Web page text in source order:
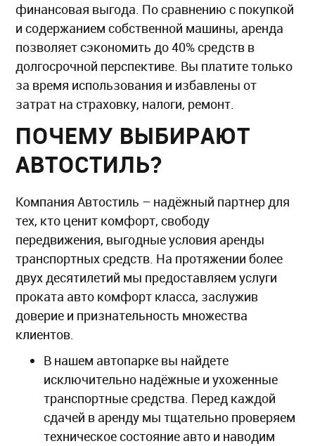
финансовая выгода. По сравнению с покупкой
и содержанием собственной машины, аренда
позволяет сэкономить до 40% средств в
долгосрочной перспективе. Вы платите только
за время использования и избавлены от
затрат на страховку, налоги, ремонт.
ПОЧЕМУ ВЫБИРАЮТ
АВТОСТИЛЬ?
Компания Автостиль – надёжный партнер для
тех, кто ценит комфорт, свободу
передвижения, выгодные условия аренды
транспортных средств. На протяжении более
двух десятилетий мы предоставляем услуги
проката авто комфорт класса, заслужив
доверие и признательность множества
клиентов.
В нашем автопарке вы найдете
исключительно надёжные и ухоженные
транспортные средства. Перед каждой
сдачей в аренду мы тщательно проверяем
техническое состояние авто и наводим